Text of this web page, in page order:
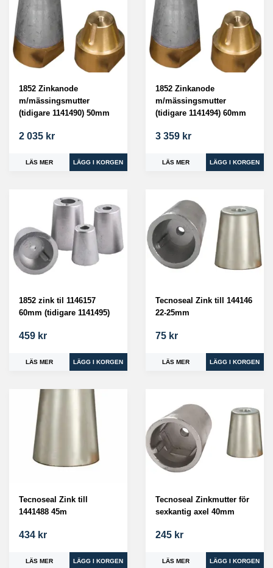
1852 Zinkanode
m/mässingsmutter
(tidigare 1141490) 50mm
2 035 kr
LÄS MER
1852 Zinkanode
m/mässingsmutter
(tidigare 1141494) 60mm
3 359 kr
LÄS MER
1852 zink til 1146157
60mm (tidigare 1141495)
459 kr
LÄS MER
Tecnoseal Zink till 144146
22-25mm
75 kr
LÄS MER
Tecnoseal Zink till
1441488 45m
434 kr
LÄS MER
Tecnoseal Zinkmutter för
sexkantig axel 40mm
245 kr
LÄS MER